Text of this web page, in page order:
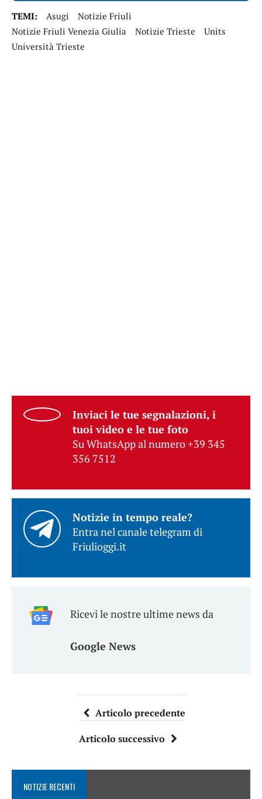
TEMI: Asugi
Notizie Friuli
Notizie Friuli Venezia Giulia
Notizie Trieste
Units
Università Trieste
Inviaci le tue segnalazioni, i
tuoi video e le tue foto
Su WhatsApp al numero +39 345
356 7512
Notizie in tempo reale?
Entra nel canale telegram di
Friulioggi.it
Ricevi le nostre ultime news da
Google News
Articolo precedente
Articolo successivo
NOTIZIE RECENTI